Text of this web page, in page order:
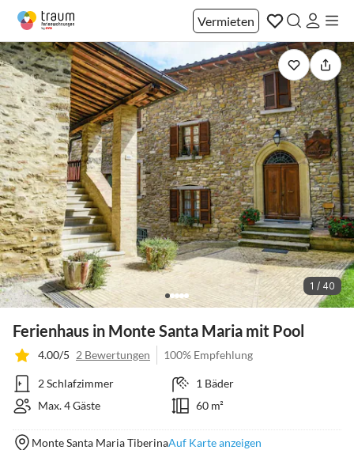
Vermieten
1 / 40
Ferienhaus in Monte Santa Maria mit Pool
4.00/5 2 Bewertungen 100% Empfehlung
2 Schlafzimmer
1 Bäder
Max. 4 Gäste
60 m²
Monte Santa Maria TiberinaAuf Karte anzeigen